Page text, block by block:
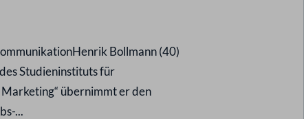
Bollmann (40)
Studieninstituts für
übernimmt er den
...